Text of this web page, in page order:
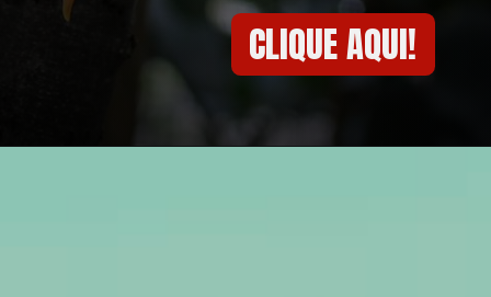
CLIQUE AQUI!